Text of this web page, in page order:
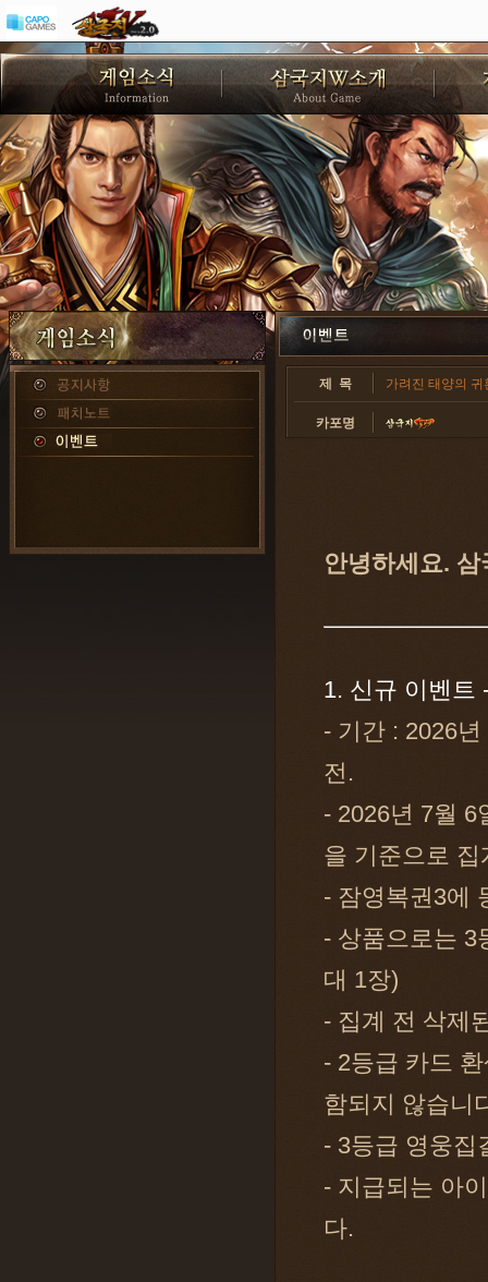
제 목 가려진 태양의
카포명
안녕하세요. 삼
1. 신규 이벤트
- 기간 : 2026
전.
- 2026년 7월 6
을 기준으로 집
- 잠영복권3에
- 상품으로는 3
대 1장)
- 집계 전 삭제
- 2등급 카드
함되지 않습니
- 3등급 영웅집
- 지급되는 아
다.